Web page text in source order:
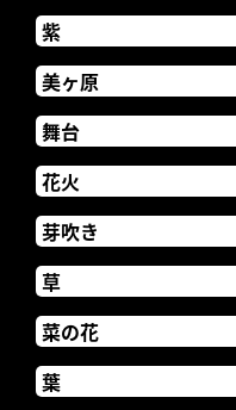
紫
美ヶ原
舞台
花火
芽吹き
草
菜の花
葉